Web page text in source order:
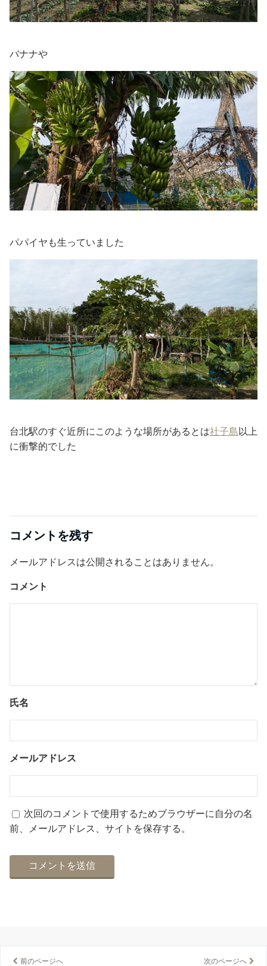
バナナや
パパイヤも生っていました
台北駅のすぐ近所にこのような場所があるとは社子島 以上
に衝撃的でした
コメントを残す
メールアドレスは公開されることはありません。
コメント
氏名
メールアドレス
次回のコメントで使用するためブラウザーに自分の名
前、メールアドレス、サイトを保存する。
前のページへ 次のページへ